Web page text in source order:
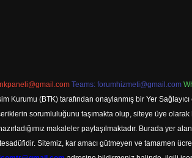
Teams: forumhizmeti@gmail.com
Kurumu (BTK) tarafından onaylanmış bir Yer
sorumluluğunu taşımakta olup, siteye üye
makaleler paylaşılmaktadır. Burada yer
Sitemiz, kar amacı gütmeyen ve tamamen